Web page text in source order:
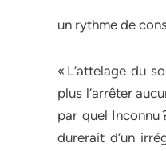
un rythme de
« L’attelage du
plus l’arrêter
par quel Inconnu
durerait d’un